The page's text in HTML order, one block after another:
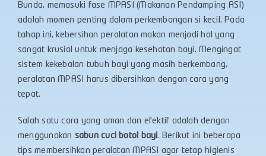
Bunda, memasuki fase MPASI (Makanan Pendamping ASI)
adalah momen penting dalam perkembangan si kecil. Pada
tahap ini, kebersihan peralatan makan menjadi hal yang
sangat krusial untuk menjaga kesehatan bayi. Mengingat
sistem kekebalan tubuh bayi yang masih berkembang,
peralatan MPASI harus dibersihkan dengan cara yang
tepat.
Salah satu cara yang aman dan efektif adalah dengan
menggunakan sabun cuci botol bayi. Berikut ini beberapa
tips membersihkan peralatan MPASI agar tetap higienis